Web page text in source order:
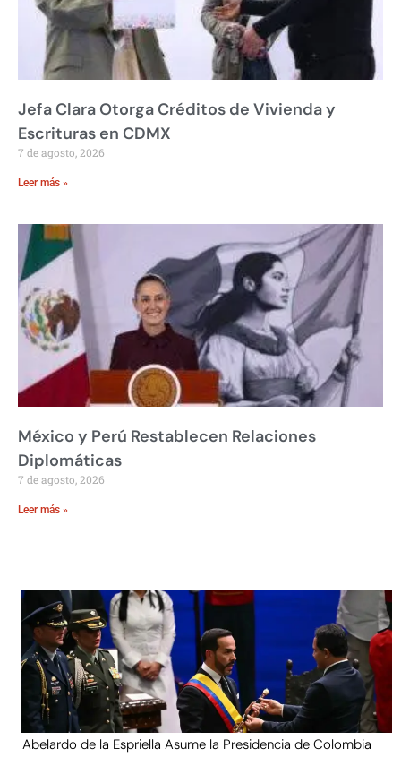
Jefa Clara Otorga Créditos de Vivienda y
Escrituras en CDMX
7 de agosto, 2026
Leer más »
México y Perú Restablecen Relaciones
Diplomáticas
7 de agosto, 2026
Leer más »
Abelardo de la Espriella Asume la Presidencia de Colombia